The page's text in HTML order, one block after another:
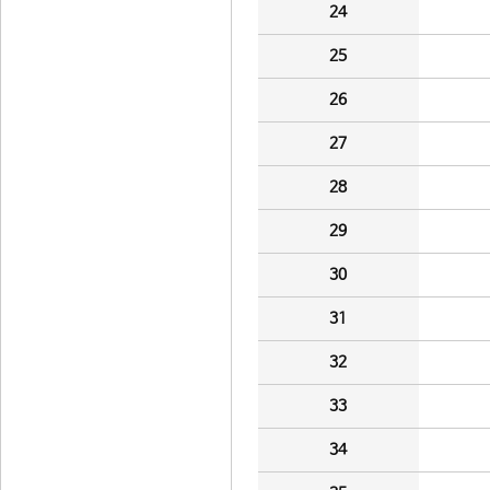
24
25
26
27
28
29
30
31
32
33
34